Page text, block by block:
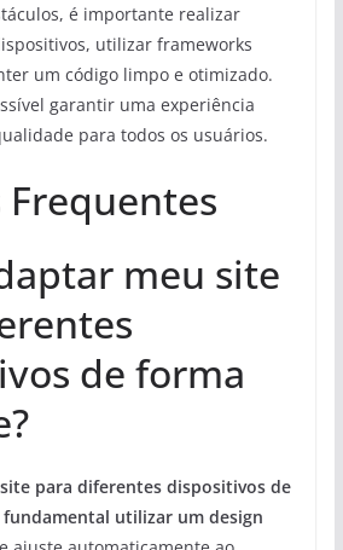
é importante realizar
utilizar frameworks
um código limpo e otimizado.
garantir uma experiência
para todos os usuários.
Frequentes
meu site
de forma
para diferentes dispositivos de
utilizar um design